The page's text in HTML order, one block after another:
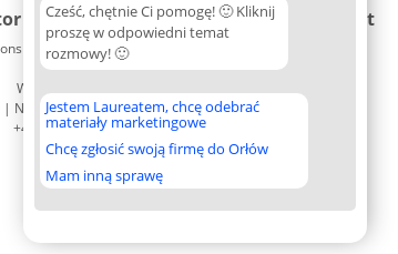
Cześć, chętnie Ci pomogę! 🙂 Kliknij
proszę w odpowiedni temat
rozmowy! 🙂
Jestem Laureatem, chcę odebrać
materiały marketingowe
Chcę zgłosić swoją firmę do Orłów
Mam inną sprawę
plebiscytu
sp. z o. o. sp. k.
ul. Ruska 22
Wrocław 50-079
| NIP 8943132676
+48 508 492 400
Plebiscyt
Lista
Laureatów
Zasady
Regulamin
Prywatności
Kontakt